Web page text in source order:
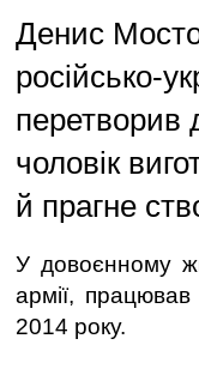
Денис
російсько-
перетворив
чоловік
й прагне
У довоєнному
армії,
2014 року.